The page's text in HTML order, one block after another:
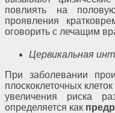
повлиять на
проявления
оговорить с лечащим
Цервикальная
При заболевании
плоскоклеточных
увеличения риска
определяется как